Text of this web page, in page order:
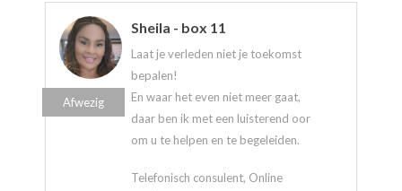
Sheila - box 11
Laat je verleden niet je toekomst
bepalen!
En waar het even niet meer gaat,
daar ben ik met een luisterend oor
om u te helpen en te begeleiden.
Telefonisch consulent, Online
Afwezig